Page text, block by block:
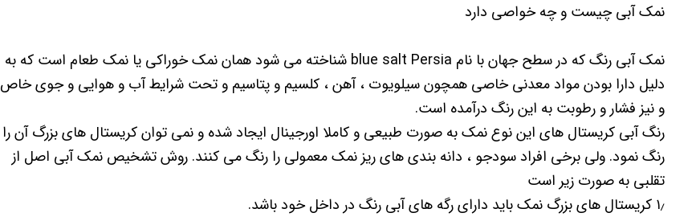
نمک آبی چیست و چه خواصی دارد
نمک آبی رنگ که در سطح جهان با نام blue salt Persia شناخته می شود همان نمک خوراکی یا نمک طعام است که به
دلیل دارا بودن مواد معدنی خاصی همچون سیلویوت ، آهن ، کلسیم و پتاسیم و تحت شرایط آب و هوایی و جوی خاص
و نیز فشار و رطوبت به این رنگ درآمده است.
رنگ آبی کریستال های این نوع نمک به صورت طبیعی و کاملا اورجینال ایجاد شده و نمی توان کریستال های بزرگ آن را
رنگ نمود. ولی برخی افراد سودجو ، دانه بندی های ریز نمک معمولی را رنگ می کنند. روش تشخیص نمک آبی اصل از
تقلبی به صورت زیر است
۱٫ کریستال های بزرگ نمک باید دارای رگه های آبی رنگ در داخل خود باشد.